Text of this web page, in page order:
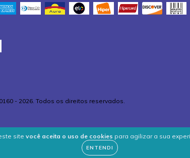
site você aceita o uso de cookies para agilizar a sua
ENTENDI
- 2026. Todos os direitos reservados.